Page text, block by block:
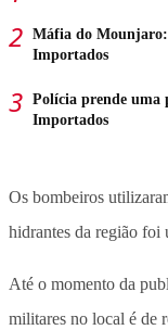
Máfia do Mounjaro:
Importados
Polícia prende uma
Importados
Os bombeiros
hidrantes da região foi
Até o momento da
militares no local é de